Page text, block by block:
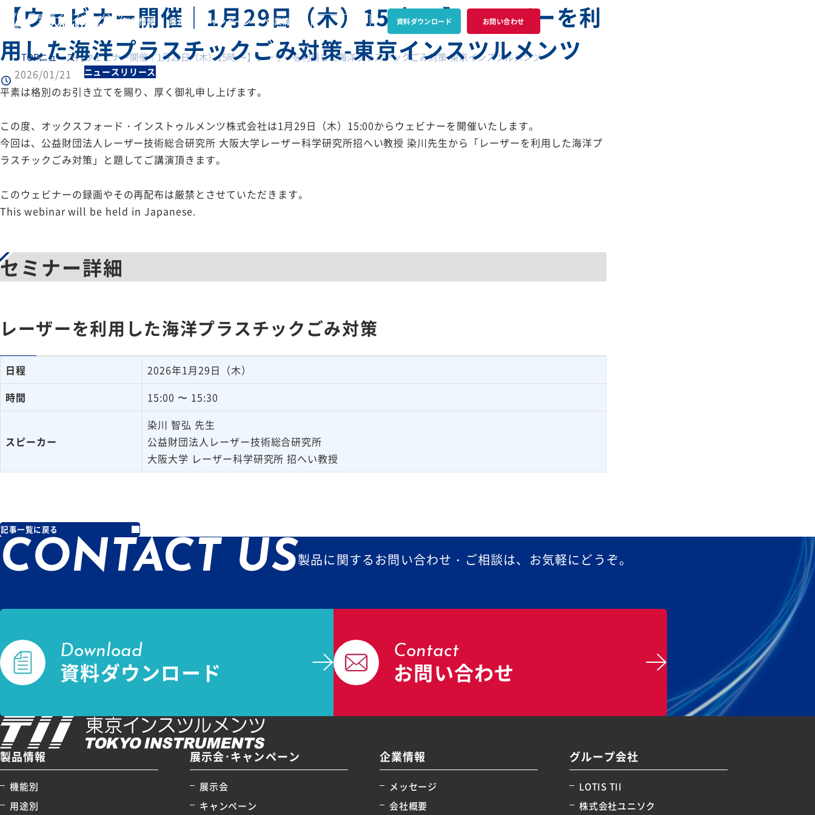
製品情報 展示会・キャンペーン 企業情報 資料ダウンロード お問い合わせ
TOPニュース【ウェビナー開催｜1月29日（木）15時 〜】レーザーを利用した海洋プラスチックごみ対策-東京インスツルメンツ
【ウェビナー開催｜1月29日（木）15時 〜】レーザーを利
用した海洋プラスチックごみ対策-東京インスツルメンツ
2026/01/21 ニュースリリース
平素は格別のお引き立てを賜り、厚く御礼申し上げます。
この度、オックスフォード・インストゥルメンツ株式会社は1月29日（木）15:00からウェビナーを開催いたします。
今回は、公益財団法人レーザー技術総合研究所 大阪大学レーザー科学研究所招へい教授 染川先生から「レーザーを利用した海洋プ
ラスチックごみ対策」と題してご講演頂きます。
このウェビナーの録画やその再配布は厳禁とさせていただきます。
This webinar will be held in Japanese.
セミナー詳細
レーザーを利用した海洋プラスチックごみ対策
日程
2026年1月29日（木）
時間
15:00 〜 15:30
スピーカー
染川 智弘 先生
公益財団法人レーザー技術総合研究所
大阪大学 レーザー科学研究所 招へい教授
記事一覧に戻る
CONTACT US製品に関するお問い合わせ・ご相談は、お気軽にどうぞ。
Download
資料ダウンロード
Contact
お問い合わせ
製品情報
機能別
用途別
展示会･キャンペーン
展示会
キャンペーン
企業情報
メッセージ
会社概要
グループ会社
LOTIS TII
株式会社ユニソク